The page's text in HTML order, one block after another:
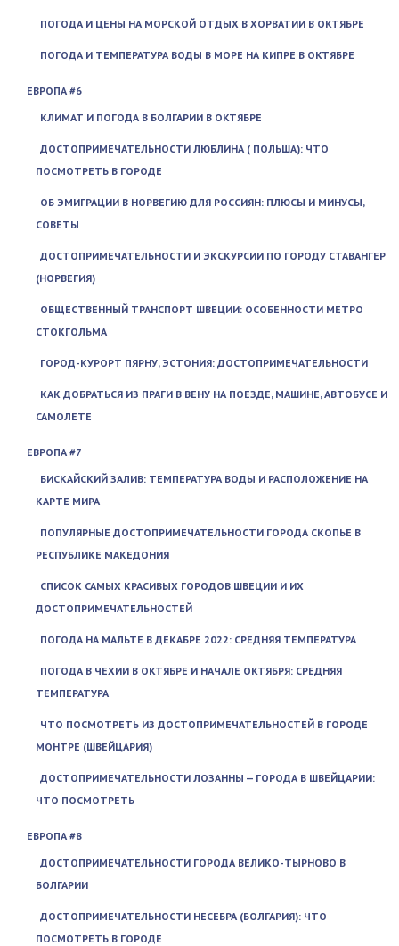
ПОГОДА И ЦЕНЫ НА МОРСКОЙ ОТДЫХ В ХОРВАТИИ В ОКТЯБРЕ
ПОГОДА И ТЕМПЕРАТУРА ВОДЫ В МОРЕ НА КИПРЕ В ОКТЯБРЕ
ЕВРОПА #6
КЛИМАТ И ПОГОДА В БОЛГАРИИ В ОКТЯБРЕ
ДОСТОПРИМЕЧАТЕЛЬНОСТИ ЛЮБЛИНА ( ПОЛЬША): ЧТО
ПОСМОТРЕТЬ В ГОРОДЕ
ОБ ЭМИГРАЦИИ В НОРВЕГИЮ ДЛЯ РОССИЯН: ПЛЮСЫ И МИНУСЫ,
СОВЕТЫ
ДОСТОПРИМЕЧАТЕЛЬНОСТИ И ЭКСКУРСИИ ПО ГОРОДУ СТАВАНГЕР
(НОРВЕГИЯ)
ОБЩЕСТВЕННЫЙ ТРАНСПОРТ ШВЕЦИИ: ОСОБЕННОСТИ МЕТРО
СТОКГОЛЬМА
ГОРОД-КУРОРТ ПЯРНУ, ЭСТОНИЯ: ДОСТОПРИМЕЧАТЕЛЬНОСТИ
КАК ДОБРАТЬСЯ ИЗ ПРАГИ В ВЕНУ НА ПОЕЗДЕ, МАШИНЕ, АВТОБУСЕ И
САМОЛЕТЕ
ЕВРОПА #7
БИСКАЙСКИЙ ЗАЛИВ: ТЕМПЕРАТУРА ВОДЫ И РАСПОЛОЖЕНИЕ НА
КАРТЕ МИРА
ПОПУЛЯРНЫЕ ДОСТОПРИМЕЧАТЕЛЬНОСТИ ГОРОДА СКОПЬЕ В
РЕСПУБЛИКЕ МАКЕДОНИЯ
СПИСОК САМЫХ КРАСИВЫХ ГОРОДОВ ШВЕЦИИ И ИХ
ДОСТОПРИМЕЧАТЕЛЬНОСТЕЙ
ПОГОДА НА МАЛЬТЕ В ДЕКАБРЕ 2022: СРЕДНЯЯ ТЕМПЕРАТУРА
ПОГОДА В ЧЕХИИ В ОКТЯБРЕ И НАЧАЛЕ ОКТЯБРЯ: СРЕДНЯЯ
ТЕМПЕРАТУРА
ЧТО ПОСМОТРЕТЬ ИЗ ДОСТОПРИМЕЧАТЕЛЬНОСТЕЙ В ГОРОДЕ
МОНТРЕ (ШВЕЙЦАРИЯ)
ДОСТОПРИМЕЧАТЕЛЬНОСТИ ЛОЗАННЫ — ГОРОДА В ШВЕЙЦАРИИ:
ЧТО ПОСМОТРЕТЬ
ЕВРОПА #8
ДОСТОПРИМЕЧАТЕЛЬНОСТИ ГОРОДА ВЕЛИКО-ТЫРНОВО В
БОЛГАРИИ
ДОСТОПРИМЕЧАТЕЛЬНОСТИ НЕСЕБРА (БОЛГАРИЯ): ЧТО
ПОСМОТРЕТЬ В ГОРОДЕ